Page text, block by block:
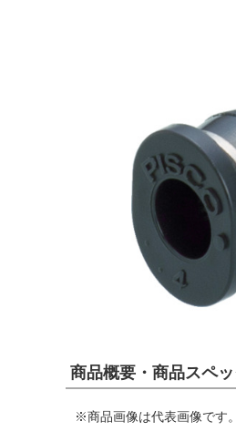
商品概要・商品スペッ
※商品画像は代表画像です。